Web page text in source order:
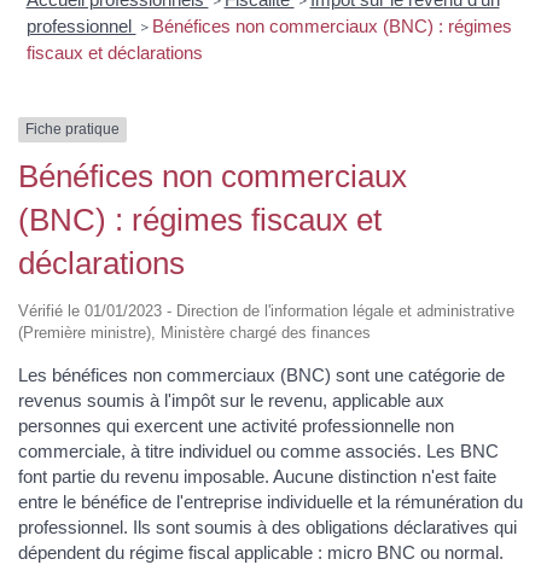
professionnel > Bénéfices non commerciaux (BNC) : régimes
fiscaux et déclarations
Fiche pratique
Bénéfices non commerciaux
(BNC) : régimes fiscaux et
déclarations
Vérifié le 01/01/2023 - Direction de l'information légale et administrative
(Première ministre), Ministère chargé des finances
Les bénéfices non commerciaux (BNC) sont une catégorie de
revenus soumis à l'impôt sur le revenu, applicable aux
personnes qui exercent une activité professionnelle non
commerciale, à titre individuel ou comme associés. Les BNC
font partie du revenu imposable. Aucune distinction n'est faite
entre le bénéfice de l'entreprise individuelle et la rémunération du
professionnel. Ils sont soumis à des obligations déclaratives qui
dépendent du régime fiscal applicable : micro BNC ou normal.